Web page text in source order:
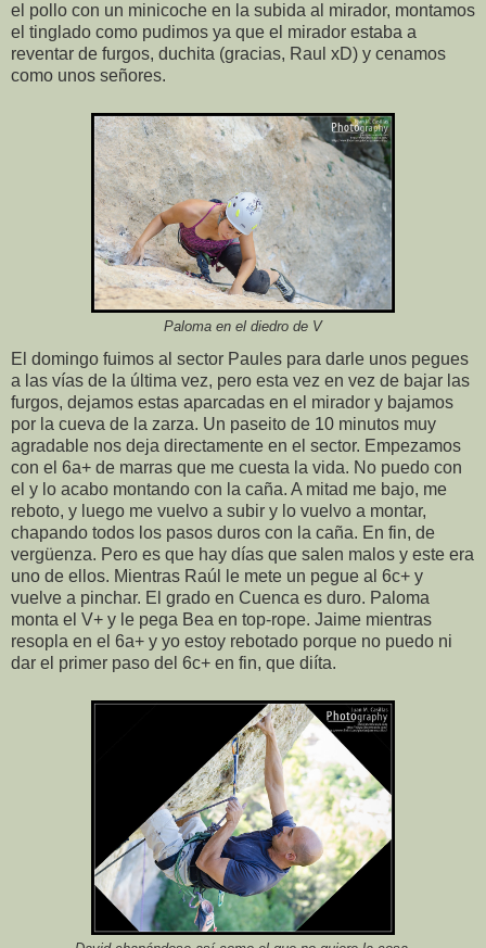
el pollo con un minicoche en la subida al mirador, montamos
el tinglado como pudimos ya que el mirador estaba a
reventar de furgos, duchita (gracias, Raul xD) y cenamos
como unos señores.
Paloma en el diedro de V
El domingo fuimos al sector Paules para darle unos pegues
a las vías de la última vez, pero esta vez en vez de bajar las
furgos, dejamos estas aparcadas en el mirador y bajamos
por la cueva de la zarza. Un paseito de 10 minutos muy
agradable nos deja directamente en el sector. Empezamos
con el 6a+ de marras que me cuesta la vida. No puedo con
el y lo acabo montando con la caña. A mitad me bajo, me
reboto, y luego me vuelvo a subir y lo vuelvo a montar,
chapando todos los pasos duros con la caña. En fin, de
vergüenza. Pero es que hay días que salen malos y este era
uno de ellos. Mientras Raúl le mete un pegue al 6c+ y
vuelve a pinchar. El grado en Cuenca es duro. Paloma
monta el V+ y le pega Bea en top-rope. Jaime mientras
resopla en el 6a+ y yo estoy rebotado porque no puedo ni
dar el primer paso del 6c+ en fin, que diíta.